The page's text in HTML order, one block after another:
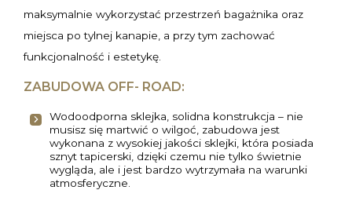
maksymalnie wykorzystać przestrzeń bagażnika oraz
miejsca po tylnej kanapie, a przy tym zachować
funkcjonalność i estetykę.
ZABUDOWA OFF- ROAD:
Wodoodporna sklejka, solidna konstrukcja – nie
musisz się martwić o wilgoć, zabudowa jest
wykonana z wysokiej jakości sklejki, która posiada
sznyt tapicerski, dzięki czemu nie tylko świetnie
wygląda, ale i jest bardzo wytrzymała na warunki
atmosferyczne.